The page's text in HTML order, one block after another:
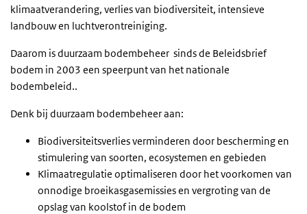
klimaatverandering, verlies van biodiversiteit, intensieve
landbouw en luchtverontreiniging.
Daarom is duurzaam bodembeheer sinds de Beleidsbrief
bodem in 2003 een speerpunt van het nationale
bodembeleid..
Denk bij duurzaam bodembeheer aan:
Biodiversiteitsverlies verminderen door bescherming en
stimulering van soorten, ecosystemen en gebieden
Klimaatregulatie optimaliseren door het voorkomen van
onnodige broeikasgasemissies en vergroting van de
opslag van koolstof in de bodem